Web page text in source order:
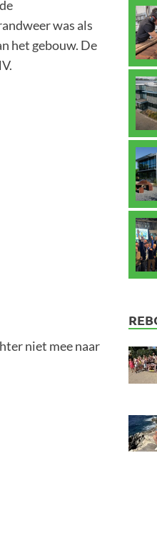
was als
het gebouw. De
niet mee naar